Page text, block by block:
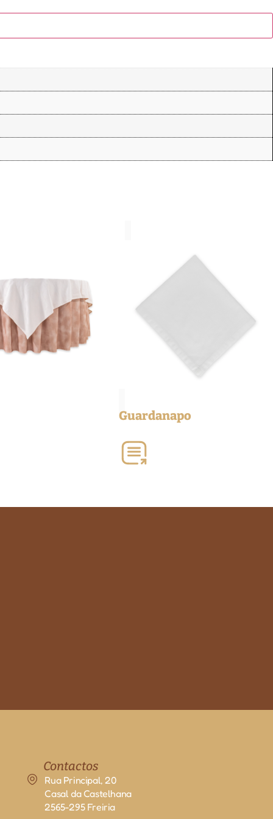
Guardanapo
Contactos
Rua Principal, 20
Casal da Castelhana
2565-295 Freiria